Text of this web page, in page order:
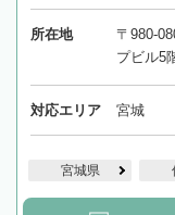
所在地
〒980-
プビル5
対応エリア 宮城
宮城県